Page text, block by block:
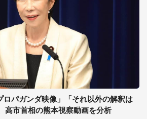
ロパガンダ映像」「それ以外の解釈は
高市首相の熊本視察動画を分析